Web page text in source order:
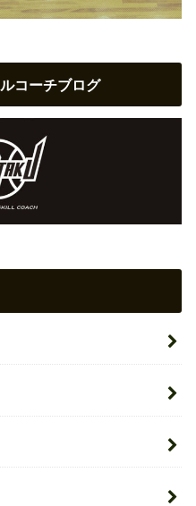
コーチブログ